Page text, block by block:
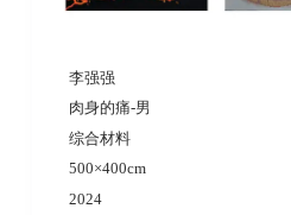
李强强
肉身的痛-男
综合材料
500×400cm
2024